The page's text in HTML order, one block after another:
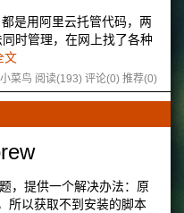
是用阿里云托管代码，两
时管理，在网上找了各种
文
菜鸟 阅读(193) 评论(0) 推荐(0)
，提供一个解决办法：原
所以获取不到安装的脚本